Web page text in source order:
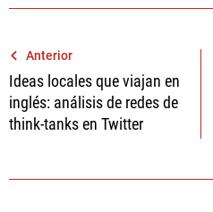
Navegación
de
entradas
Anterior
Ideas locales que viajan en
inglés: análisis de redes de
think-tanks en Twitter